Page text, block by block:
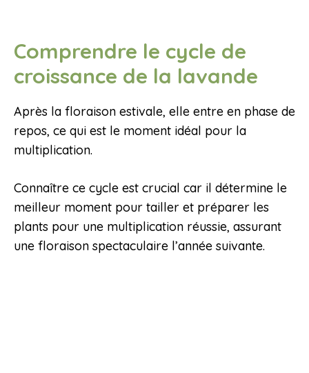
Comprendre le cycle de
croissance de la lavande
Après la floraison estivale, elle entre en phase de
repos, ce qui est le moment idéal pour la
multiplication.
Connaître ce cycle est crucial car il détermine le
meilleur moment pour tailler et préparer les
plants pour une multiplication réussie, assurant
une floraison spectaculaire l’année suivante.